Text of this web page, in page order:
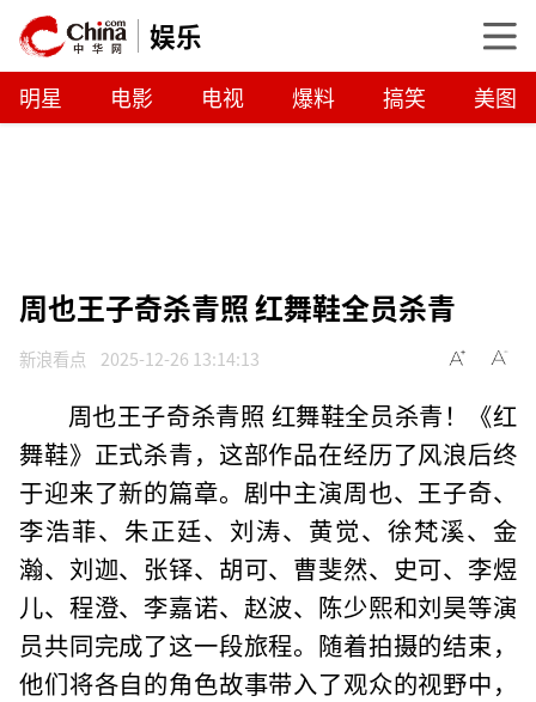
娱乐
明星 电影 电视 爆料 搞笑 美图
周也王子奇杀青照 红舞鞋全员杀青
新浪看点 2025-12-26 13:14:13
周也王子奇杀青照 红舞鞋全员杀青！《红
舞鞋》正式杀青，这部作品在经历了风浪后终
于迎来了新的篇章。剧中主演周也、王子奇、
李浩菲、朱正廷、刘涛、黄觉、徐梵溪、金
瀚、刘迦、张铎、胡可、曹斐然、史可、李煜
儿、程澄、李嘉诺、赵波、陈少熙和刘昊等演
员共同完成了这一段旅程。随着拍摄的结束，
他们将各自的角色故事带入了观众的视野中，